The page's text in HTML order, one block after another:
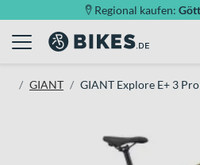
Regional kaufen:
GIANT GIANT Explore E+ 3 Pro